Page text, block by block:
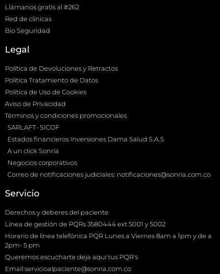
Llámanos gratis al #262
Red de clínicas
Bio Seguridad
Legal
Política de Devoluciones y Retractos
Política Tratamiento de Datos
Política de Uso de Cookies
Aviso de Privacidad
Términos y condiciones promocionales
SARLAFT- SICOF
Estados financieros Inversiones Dama Salud S.A.S
A un click Sonría
Negocios corporativos
Correo de notificaciones judiciales: notificaciones@sonria.com.co
Servicio
Derechos y deberes del paciente
Línea de gestión de PQRs 3580444 ext 5001 y 5002
Horario de línea telefónica PQR Lunes a Viernes 8am a 1pm y de a
2pm- 5 pm
Queremos escucharte deja aquí tus PQR's
Email:servicioalpaciente@sonria.com.co